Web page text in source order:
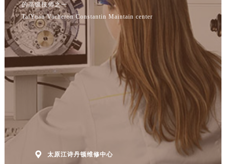
的高级技师之一
TaiYuan Vacheron Constantin Maintain center
 太原江诗丹顿维修中心